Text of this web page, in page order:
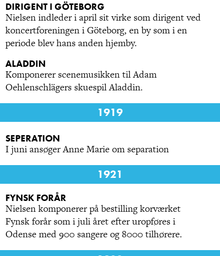
DIRIGENT I GÖTEBORG
Nielsen indleder i april sit virke som dirigent ved
koncertforeningen i Göteborg, en by som i en
periode blev hans anden hjemby.
ALADDIN
Komponerer scenemusikken til Adam
Oehlenschlägers skuespil Aladdin.
1919
SEPERATION
I juni ansøger Anne Marie om separation
1921
FYNSK FORÅR
Nielsen komponerer på bestilling korværket
Fynsk forår som i juli året efter uropføres i
Odense med 900 sangere og 8000 tilhørere.